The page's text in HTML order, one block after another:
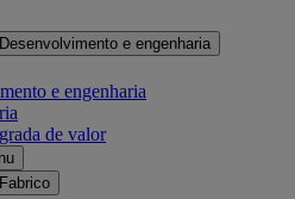
Desenvolvimento e engenharia
e engenharia
de valor
Fabrico